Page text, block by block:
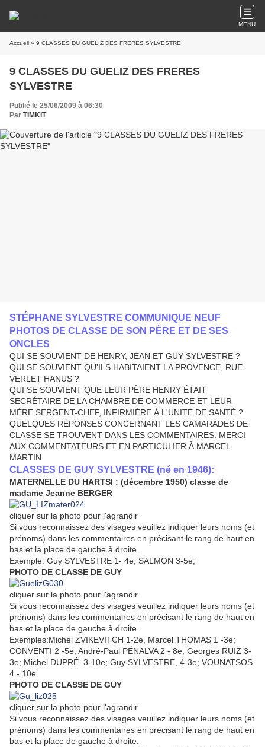
MENU
Accueil » 9 CLASSES DU GUELIZ DES FRERES SYLVESTRE
9 CLASSES DU GUELIZ DES FRERES
SYLVESTRE
Publié le 25/06/2009 à 06:30
Par TIMKIT
STÉPHANE SYLVESTRE COMMUNIQUE NEUF
PHOTOS DE CLASSE DE SON PÈRE ET DE SES
ONCLES
QUI SE SOUVIENT DE HENRY, JEAN ET GUY SYLVESTRE ?
QUI SE SOUVIENT QU'ILS HABITAIENT LA PROVENCE, RUE
VERLET HANUS ?
QUI SE SOUVIENT QUE LEUR PÈRE HENRY ÉTAIT
SECRÉTAIRE DE LA CHAMBRE DE COMMERCE ET LEUR
MÈRE SERGENT-CHEF, INFIRMIÈRE À L'UNITÉ DE SANTÉ ?
QUELQUES RÉPONSES CONCERNANT LES CAMARADES DE
CLASSE SE TROUVENT DANS LES COMMENTAIRES: MERCI
AUX COMMENTATEURS ET EN PARTICULIER À MARCEL
MARTIN
CLASSES DE GUY SYLVESTRE (né en 1946):
MATERNELLE DU HARTSI : (décembre 1950) classe de
madame Jeanne BERGER
cliquer sur la photo pour l'agrandir
Si vous reconnaissez des visages veuillez indiquer leurs noms (et
prénoms) dans les commentaires en précisant le rang de haut en
bas et la place de gauche à droite.
Exemple: Guy SYLVESTRE 1- 4e; SALMON 3-5e;
PHOTO DE CLASSE DE GUY
cliquer sur la photo pour l'agrandir
Si vous reconnaissez des visages veuillez indiquer leurs noms (et
prénoms) dans les commentaires en précisant le rang de haut en
bas et la place de gauche à droite.
Exemples:Michel ZVIKEVITCH 1-2e, Marcel THOMAS 1 -3e;
CONVENTI 2 -5e; André-Paul PÉNALVA 2 - 8e, Georges RUIZ 3-
3e; Michel DUPRÉ, 3-10e; Guy SYLVESTRE, 4-3e; VOUNATSOS
4 - 10e.
PHOTO DE CLASSE DE GUY
cliquer sur la photo pour l'agrandir
Si vous reconnaissez des visages veuillez indiquer leurs noms (et
prénoms) dans les commentaires en précisant le rang de haut en
bas et la place de gauche à droite.